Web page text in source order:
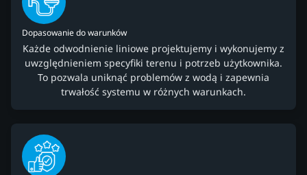
Dopasowanie do warunków
Każde odwodnienie liniowe projektujemy i wykonujemy z
uwzględnieniem specyfiki terenu i potrzeb użytkownika.
To pozwala uniknąć problemów z wodą i zapewnia
trwałość systemu w różnych warunkach.